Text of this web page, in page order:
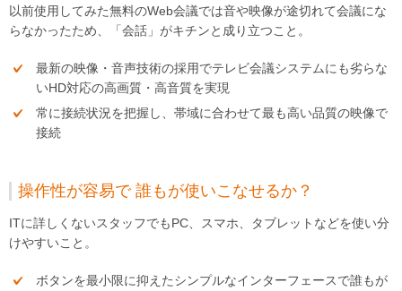
以前使用してみた無料のWeb会議では音や映像が途切れて会議にな
らなかったため、「会話」がキチンと成り立つこと。
最新の映像・音声技術の採用でテレビ会議システムにも劣らな
いHD対応の高画質・高音質を実現
常に接続状況を把握し、帯域に合わせて最も高い品質の映像で
接続
操作性が容易で 誰もが使いこなせるか？
ITに詳しくないスタッフでもPC、スマホ、タブレットなどを使い分
けやすいこと。
ボタンを最小限に抑えたシンプルなインターフェースで誰もが